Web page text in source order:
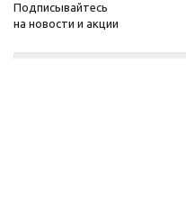
Подписывайтесь
на новости и акции